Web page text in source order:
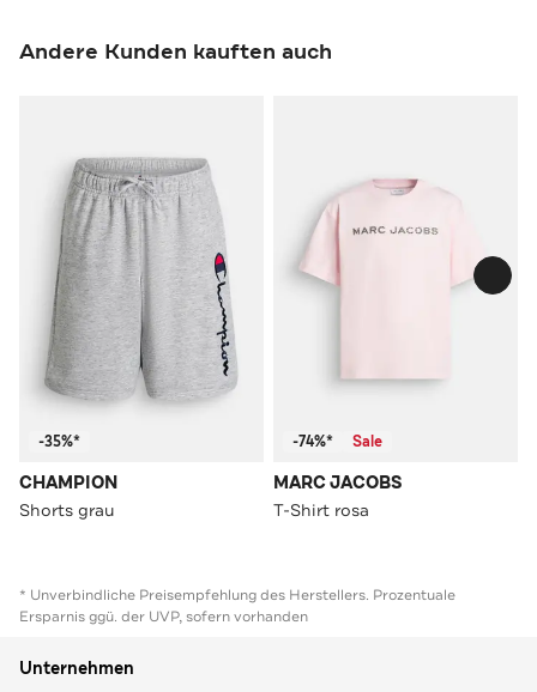
Andere Kunden kauften auch
-35%*
CHAMPION
Shorts grau
-74%* Sale
MARC JACOBS
T-Shirt rosa
* Unverbindliche Preisempfehlung des Herstellers. Prozentuale
Ersparnis ggü. der UVP, sofern vorhanden
Unternehmen